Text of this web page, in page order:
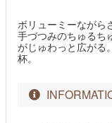
ボリューミーながら
手づつみのちゅるち
がじゅわっと広がる
杯。